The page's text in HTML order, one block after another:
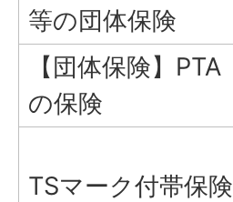
等の団体保険
【団体保険】PTA
の保険
TSマーク付帯保険